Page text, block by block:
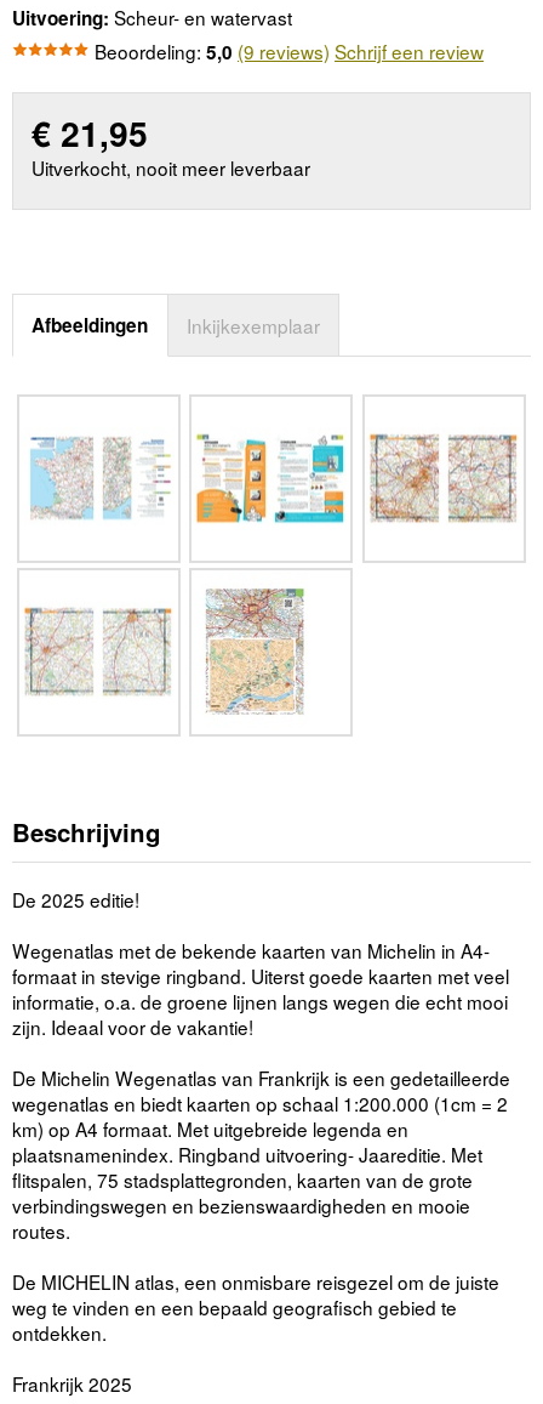
Uitvoering: Scheur- en watervast
Beoordeling: 5,0 (9 reviews) Schrijf een review
€ 21,95
Uitverkocht, nooit meer leverbaar
Afbeeldingen Inkijkexemplaar
Beschrijving
De 2025 editie!
Wegenatlas met de bekende kaarten van Michelin in A4-
formaat in stevige ringband. Uiterst goede kaarten met veel
informatie, o.a. de groene lijnen langs wegen die echt mooi
zijn. Ideaal voor de vakantie!
De Michelin Wegenatlas van Frankrijk is een gedetailleerde
wegenatlas en biedt kaarten op schaal 1:200.000 (1cm = 2
km) op A4 formaat. Met uitgebreide legenda en
plaatsnamenindex. Ringband uitvoering- Jaareditie. Met
flitspalen, 75 stadsplattegronden, kaarten van de grote
verbindingswegen en bezienswaardigheden en mooie
routes.
De MICHELIN atlas, een onmisbare reisgezel om de juiste
weg te vinden en een bepaald geografisch gebied te
ontdekken.
Frankrijk 2025